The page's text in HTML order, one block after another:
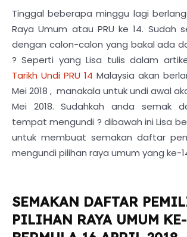
Tinggal beberapa minggu lagi
Raya Umum atau PRU ke 14. Sudah
dengan calon-calon yang bakal ada
? Seperti yang Lisa tulis dalam
Tarikh Undi PRU 14 Malaysia akan
Mei 2018 , manakala untuk undi awal
Mei 2018. Sudahkah anda semak
tempat mengundi ? dibawah ini Lisa
untuk membuat semakan daftar
mengundi pilihan raya umum yang ke-
SEMAKAN DAFTAR
PILIHAN RAYA UMUM